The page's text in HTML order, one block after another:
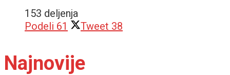
153 deljenja
Podeli 61 Tweet 38
Najnovije